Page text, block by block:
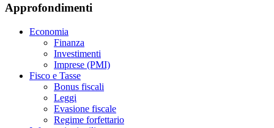
Approfondimenti
Economia
Finanza
Investimenti
Imprese (PMI)
Fisco e Tasse
Bonus fiscali
Leggi
Evasione fiscale
Regime forfettario